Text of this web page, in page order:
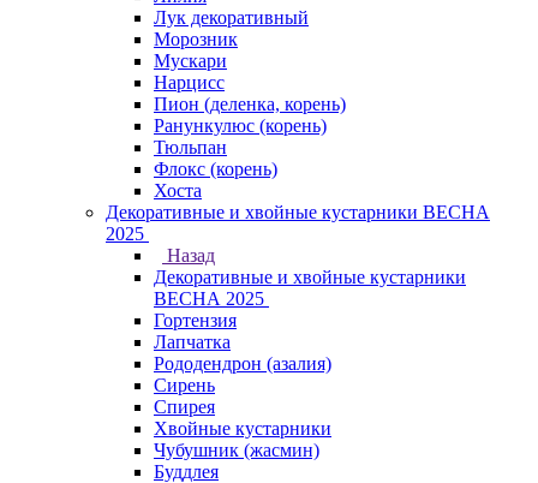
Лук декоративный
Морозник
Мускари
Нарцисс
Пион (деленка, корень)
Ранункулюс (корень)
Тюльпан
Флокс (корень)
Хоста
Декоративные и хвойные кустарники ВЕСНА
2025
Назад
Декоративные и хвойные кустарники
ВЕСНА 2025
Гортензия
Лапчатка
Рододендрон (азалия)
Сирень
Спирея
Хвойные кустарники
Чубушник (жасмин)
Буддлея